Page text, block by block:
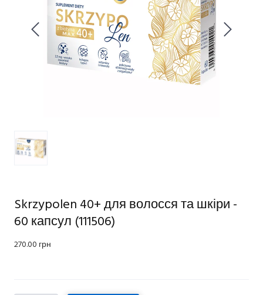
Skrzypolen 40+ для волосся та шкіри -
60 капсул (111506)
270.00 грн